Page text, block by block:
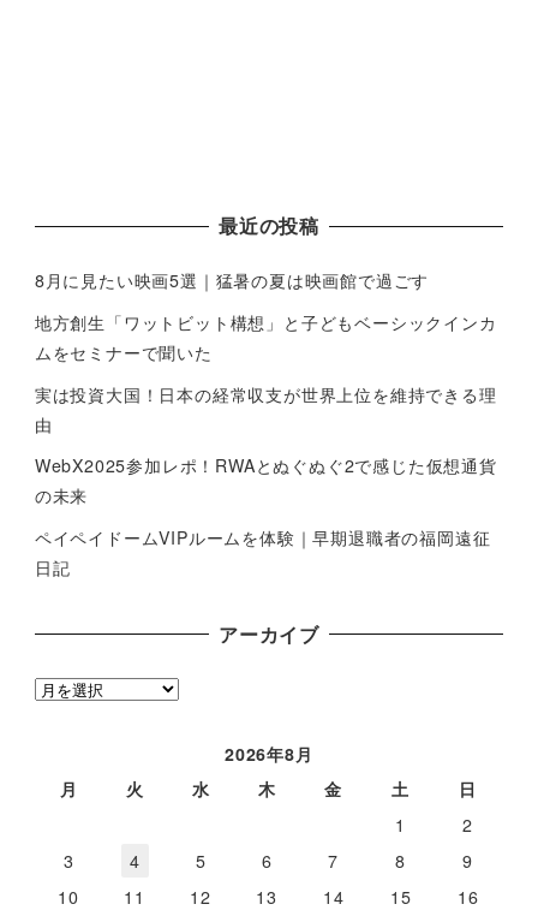
最近の投稿
8月に見たい映画5選｜猛暑の夏は映画館で過ごす
地方創生「ワットビット構想」と子どもベーシックインカ
ムをセミナーで聞いた
実は投資大国！日本の経常収支が世界上位を維持できる理
由
WebX2025参加レポ！RWAとぬぐぬぐ2で感じた仮想通貨
の未来
ペイペイドームVIPルームを体験｜早期退職者の福岡遠征
日記
アーカイブ
ア
2026年8月
月
火 水 木 金 土
日
1
2
3
4 5 6 7 8
9
10
11 12 13 14 15
16